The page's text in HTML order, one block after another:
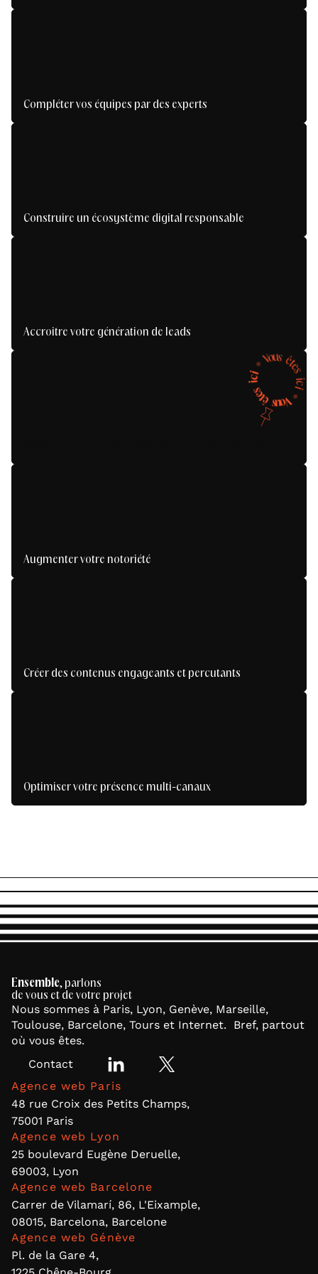
Compléter vos équipes par des experts
Construire un écosystème digital responsable
Accroitre votre génération de leads
V
o
u
s
ê
t
e
s
i
c
i
*Vous ê
t
e
s
i
c
i
*
Augmenter votre notoriété
Créer des contenus engageants et percutants
Optimiser votre présence multi-canaux
Ensemble, parlons
de vous et de votre projet
Nous sommes à Paris, Lyon, Genève, Marseille,
Toulouse, Barcelone, Tours et Internet. Bref, partout
où vous êtes.
Contact
Agence web Paris
48 rue Croix des Petits Champs,
75001 Paris
Agence web Lyon
25 boulevard Eugène Deruelle,
69003, Lyon
Agence web Barcelone
Carrer de Vilamarí, 86, L'Eixample,
08015, Barcelona, Barcelone
Agence web Génève
Pl. de la Gare 4,